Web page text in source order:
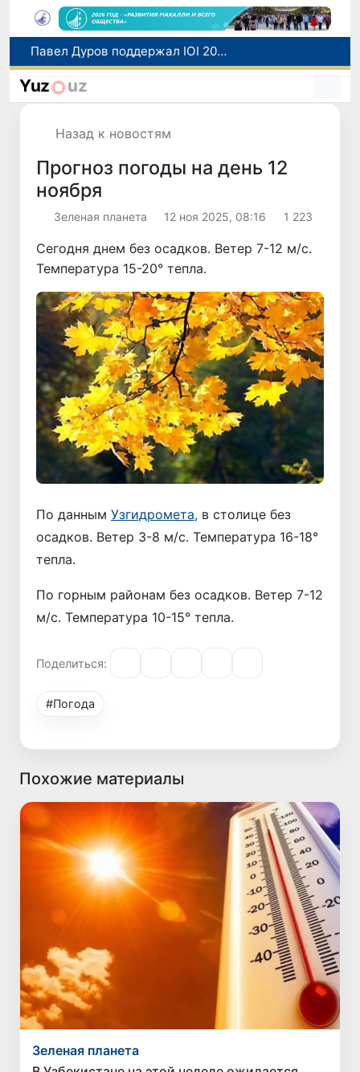
В Узбекистане 13 августа пройдет очередное тестирование по нострификации зарубежных дипломов
Узбекистан расширяет торгово-экономическое и инвестиционное сотрудничество с провинцией Цзянсу Китая
Yuz uz
Назад к новостям
Прогноз погоды на день 12
ноября
Зеленая планета 12 ноя 2025, 08:16 1 223
Сегодня днем без осадков. Ветер 7-12 м/с.
Температура 15-20° тепла.
По данным Узгидромета, в столице без
осадков. Ветер 3-8 м/с. Температура 16-18°
тепла.
По горным районам без осадков. Ветер 7-12
м/с. Температура 10-15° тепла.
Поделиться:
#Погода
Похожие материалы
Зеленая планета